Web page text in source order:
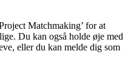
Matchmaking’ for at
Du kan også holde øje med
eller du kan melde dig som